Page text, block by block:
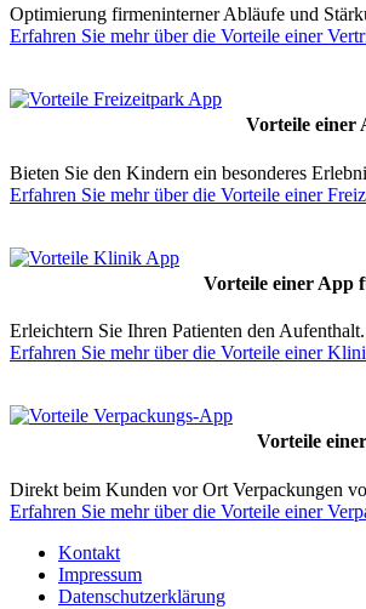
Optimierung firmeninterner Abläufe und
Erfahren Sie mehr über die Vorteile einer
Vorteile einer
Bieten Sie den Kindern ein besonderes
Erfahren Sie mehr über die Vorteile einer
Vorteile einer App
Erleichtern Sie Ihren Patienten den Aufenthalt.
Erfahren Sie mehr über die Vorteile einer
Vorteile
Direkt beim Kunden vor Ort Verpackungen
Erfahren Sie mehr über die Vorteile einer
Kontakt
Impressum
Datenschutzerklärung